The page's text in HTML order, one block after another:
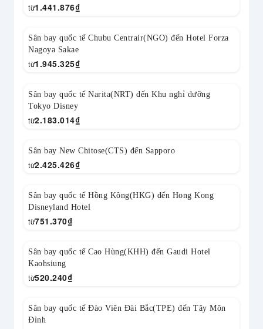
₫
1.441.876
từ
Sân bay quốc tế Chubu Centrair(NGO) đến Hotel Forza
Nagoya Sakae
₫
1.945.325
từ
Sân bay quốc tế Narita(NRT) đến Khu nghỉ dưỡng
Tokyo Disney
₫
2.183.014
từ
Sân bay New Chitose(CTS) đến Sapporo
₫
2.425.426
từ
Sân bay quốc tế Hồng Kông(HKG) đến Hong Kong
Disneyland Hotel
₫
751.370
từ
Sân bay quốc tế Cao Hùng(KHH) đến Gaudi Hotel
Kaohsiung
₫
520.240
từ
Sân bay quốc tế Đào Viên Đài Bắc(TPE) đến Tây Môn
Đình